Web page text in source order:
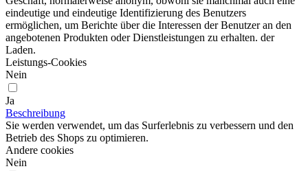
eindeutige und eindeutige Identifizierung des Benutzers
ermöglichen, um Berichte über die Interessen der Benutzer an den
angebotenen Produkten oder Dienstleistungen zu erhalten. der
Laden.
Leistungs-Cookies
Nein
Ja
Beschreibung
Sie werden verwendet, um das Surferlebnis zu verbessern und den
Betrieb des Shops zu optimieren.
Andere cookies
Nein